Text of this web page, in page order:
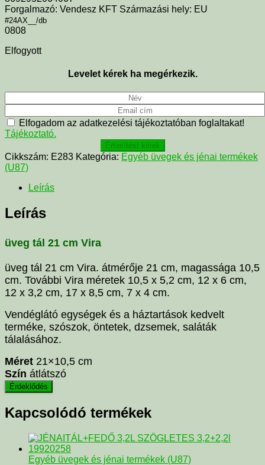
Forgalmazó: Vendesz KFT Származási hely: EU
#24AX__/db
0808
Elfogyott
Levelet kérek ha megérkezik.
Elfogadom az adatkezelési tájékoztatóban foglaltakat!
Tájékoztató.
Értesítést kérek
Cikkszám: E283 Kategória: Egyéb üvegek és jénai termékek
(U87)
Leírás
Leírás
üveg tál 21 cm Vira
üveg tál 21 cm Vira. átmérője 21 cm, magassága 10,5
cm. További Vira méretek 10,5 x 5,2 cm, 12 x 6 cm,
12 x 3,2 cm, 17 x 8,5 cm, 7 x 4 cm.
Vendéglátó egységek és a háztartások kedvelt
terméke, szószok, öntetek, dzsemek, saláták
tálalásához.
Méret 21×10,5 cm
Szín átlátszó
Kapcsolódó termékek
Egyéb üvegek és jénai termékek (U87)